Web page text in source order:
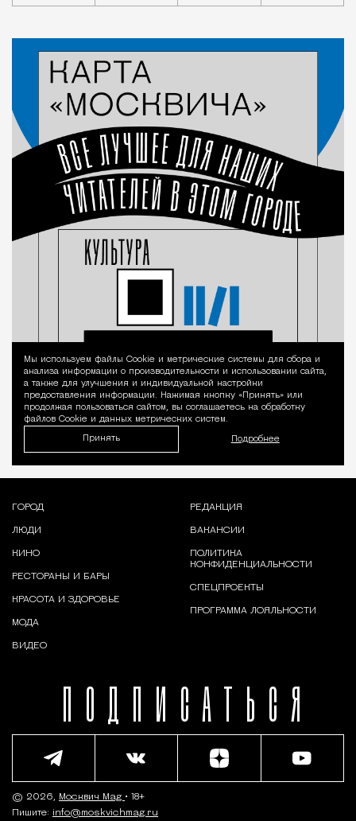
Уведомление
Мы используем файлы Сookie и метрические системы для сбора и
анализа информации о производительности и использовании сайта,
а также для улучшения и индивидуальной настройки
предоставления информации. Нажимая кнопку «Принять» или
продолжая пользоваться сайтом, вы соглашаетесь на обработку
файлов Cookie и данных метрических систем.
Принять Подробнее
ПОДПИСАТЬСЯ
ГОРОД
ЛЮДИ
КИНО
РЕСТОРАНЫ И БАРЫ
КРАСОТА И ЗДОРОВЬЕ
МОДА
ВИДЕО
РЕДАКЦИЯ
ВАКАНСИИ
ПОЛИТИКА
КОНФИДЕНЦИАЛЬНОСТИ
СПЕЦПРОЕКТЫ
ПРОГРАММА ЛОЯЛЬНОСТИ
© 2026, Москвич Mag • 18+
Пишите: info@moskvichmag.ru